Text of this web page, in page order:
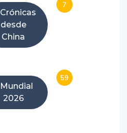
Crónicas
desde
China
7
Mundial
2026
59